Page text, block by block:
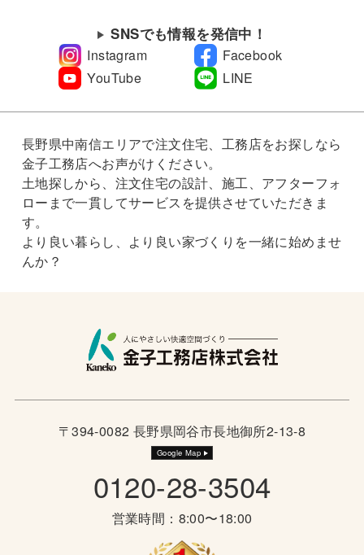
SNSでも情報を発信中！
Instagram
Facebook
YouTube
LINE
長野県中南信エリアで注文住宅、工務店をお探しなら
金子工務店へお声がけください。
土地探しから、注文住宅の設計、施工、アフターフォ
ローまで一貫してサービスを提供させていただきま
す。
より良い暮らし、より良い家づくりを一緒に始めませ
んか？
〒394-0082 長野県岡谷市長地御所2-13-8
Google Map
0120-28-3504
営業時間：8:00〜18:00